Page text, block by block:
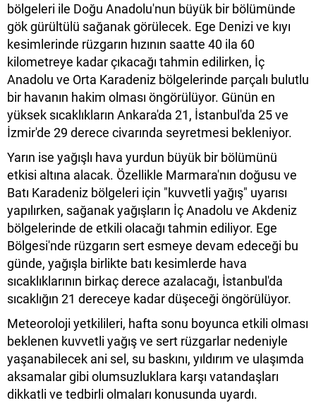
bölgeleri ile Doğu Anadolu'nun büyük bir bölümünde
gök gürültülü sağanak görülecek. Ege Denizi ve kıyı
kesimlerinde rüzgarın hızının saatte 40 ila 60
kilometreye kadar çıkacağı tahmin edilirken, İç
Anadolu ve Orta Karadeniz bölgelerinde parçalı bulutlu
bir havanın hakim olması öngörülüyor. Günün en
yüksek sıcaklıkların Ankara'da 21, İstanbul'da 25 ve
İzmir'de 29 derece civarında seyretmesi bekleniyor.
Yarın ise yağışlı hava yurdun büyük bir bölümünü
etkisi altına alacak. Özellikle Marmara'nın doğusu ve
Batı Karadeniz bölgeleri için "kuvvetli yağış" uyarısı
yapılırken, sağanak yağışların İç Anadolu ve Akdeniz
bölgelerinde de etkili olacağı tahmin ediliyor. Ege
Bölgesi'nde rüzgarın sert esmeye devam edeceği bu
günde, yağışla birlikte batı kesimlerde hava
sıcaklıklarının birkaç derece azalacağı, İstanbul'da
sıcaklığın 21 dereceye kadar düşeceği öngörülüyor.
Meteoroloji yetkilileri, hafta sonu boyunca etkili olması
beklenen kuvvetli yağış ve sert rüzgarlar nedeniyle
yaşanabilecek ani sel, su baskını, yıldırım ve ulaşımda
aksamalar gibi olumsuzluklara karşı vatandaşları
dikkatli ve tedbirli olmaları konusunda uyardı.